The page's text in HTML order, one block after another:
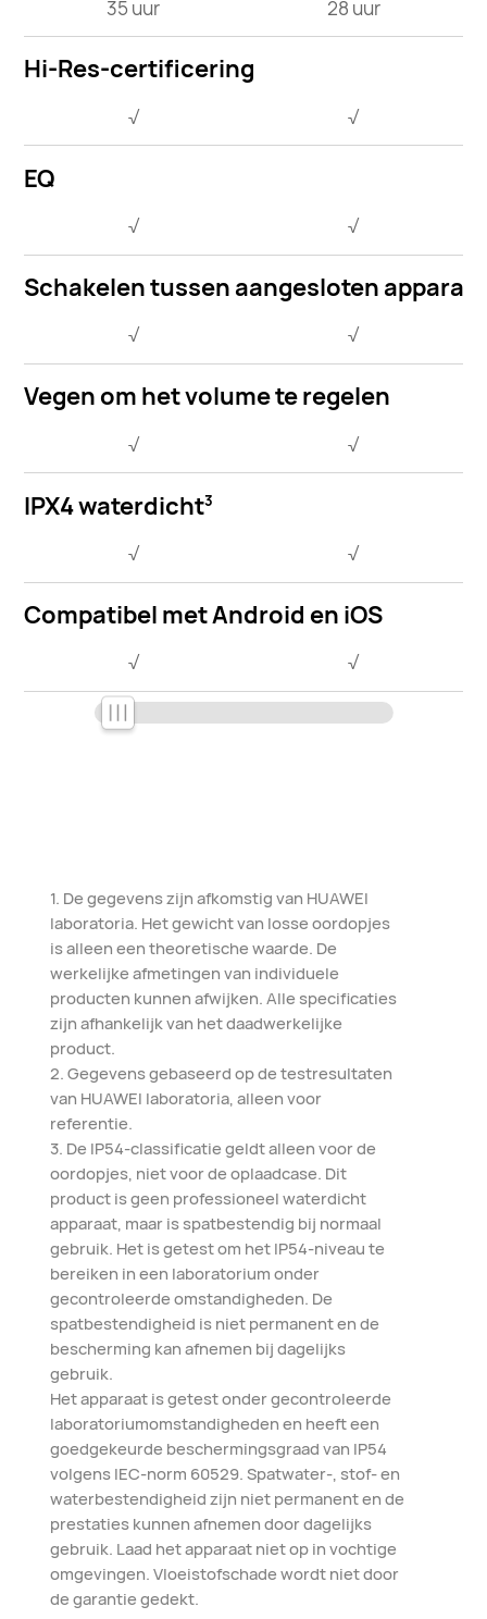
35 uur 28 uur
Hi-Res-certificering
√ √
EQ
√ √
Schakelen tussen aangesloten
√ √
Vegen om het volume te regelen
√ √
IPX4 waterdicht3
√ √
Compatibel met Android en iOS
√ √
1. De gegevens zijn afkomstig van HUAWEI
laboratoria. Het gewicht van losse oordopjes
is alleen een theoretische waarde. De
werkelijke afmetingen van individuele
producten kunnen afwijken. Alle specificaties
zijn afhankelijk van het daadwerkelijke
product.
2. Gegevens gebaseerd op de testresultaten
van HUAWEI laboratoria, alleen voor
referentie.
3. De IP54-classificatie geldt alleen voor de
oordopjes, niet voor de oplaadcase. Dit
product is geen professioneel waterdicht
apparaat, maar is spatbestendig bij normaal
gebruik. Het is getest om het IP54-niveau te
bereiken in een laboratorium onder
gecontroleerde omstandigheden. De
spatbestendigheid is niet permanent en de
bescherming kan afnemen bij dagelijks
gebruik.
Het apparaat is getest onder gecontroleerde
laboratoriumomstandigheden en heeft een
goedgekeurde beschermingsgraad van IP54
volgens IEC-norm 60529. Spatwater-, stof- en
waterbestendigheid zijn niet permanent en de
prestaties kunnen afnemen door dagelijks
gebruik. Laad het apparaat niet op in vochtige
omgevingen. Vloeistofschade wordt niet door
de garantie gedekt.